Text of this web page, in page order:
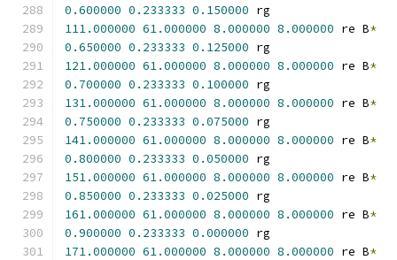
0.600000 0.233333 0.150000 rg
111.000000 61.000000 8.000000 8.000000 re B*
0.650000 0.233333 0.125000 rg
121.000000 61.000000 8.000000 8.000000 re B*
0.700000 0.233333 0.100000 rg
131.000000 61.000000 8.000000 8.000000 re B*
0.750000 0.233333 0.075000 rg
141.000000 61.000000 8.000000 8.000000 re B*
0.800000 0.233333 0.050000 rg
151.000000 61.000000 8.000000 8.000000 re B*
0.850000 0.233333 0.025000 rg
161.000000 61.000000 8.000000 8.000000 re B*
0.900000 0.233333 0.000000 rg
171.000000 61.000000 8.000000 8.000000 re B*